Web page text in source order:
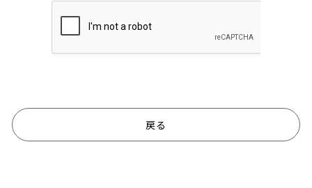
などにより開示が求められる場合を除き、開示し
https://midori-gr.com/daiichibs/about/pri
戻る